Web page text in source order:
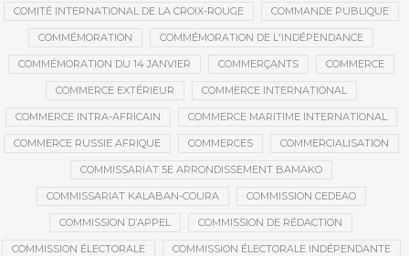
COMITÉ INTERNATIONAL DE LA CROIX-ROUGE COMMANDE PUBLIQUE
COMMÉMORATION COMMÉMORATION DE L'INDÉPENDANCE
COMMÉMORATION DU 14 JANVIER COMMERÇANTS COMMERCE
COMMERCE EXTÉRIEUR COMMERCE INTERNATIONAL
COMMERCE INTRA-AFRICAIN COMMERCE MARITIME INTERNATIONAL
COMMERCE RUSSIE AFRIQUE COMMERCES COMMERCIALISATION
COMMISSARIAT 5E ARRONDISSEMENT BAMAKO
COMMISSARIAT KALABAN-COURA COMMISSION CEDEAO
COMMISSION D’APPEL COMMISSION DE RÉDACTION
COMMISSION ÉLECTORALE COMMISSION ÉLECTORALE INDÉPENDANTE